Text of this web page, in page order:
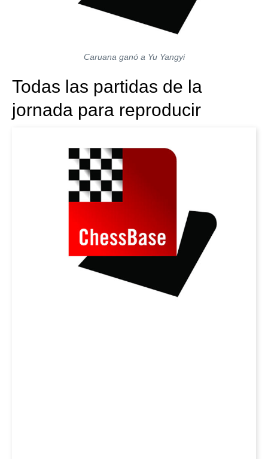
Caruana ganó a Yu Yangyi
Todas las partidas de la
jornada para reproducir